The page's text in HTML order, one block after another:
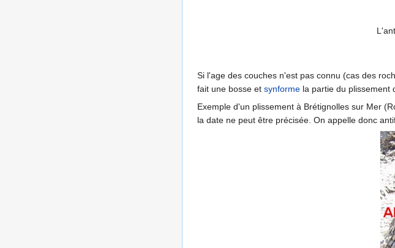
Si l'age des couches n'est pas connu (cas des
fait une bosse et synforme la partie du plissement
Exemple d'un plissement à Brétignolles sur Mer
la date ne peut être précisée. On appelle donc